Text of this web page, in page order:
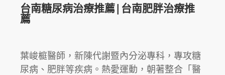
複
台南糖尿病治療推薦|台南肥胖治療推
薦
葉峻榳醫師，新陳代謝暨內分泌專科，專攻糖
尿病、肥胖等疾病。熱愛運動，朝著整合「醫